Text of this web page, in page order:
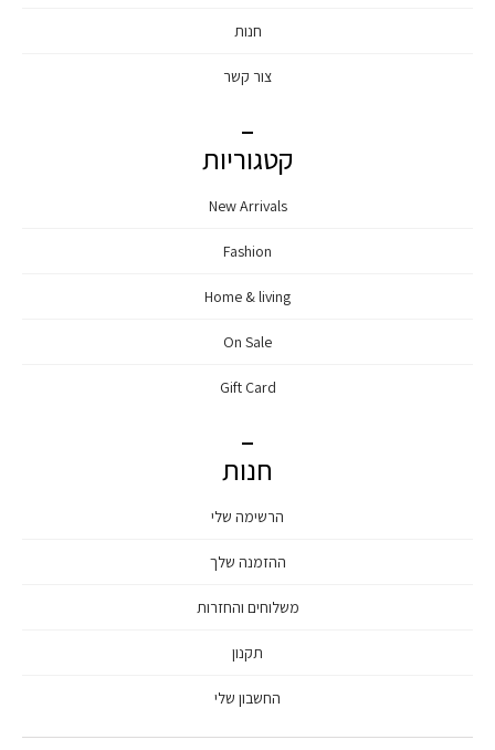
חנות
צור קשר
קטגוריות
New Arrivals
Fashion
Home & living
On Sale
Gift Card
חנות
הרשימה שלי
ההזמנה שלך
משלוחים והחזרות
תקנון
החשבון שלי